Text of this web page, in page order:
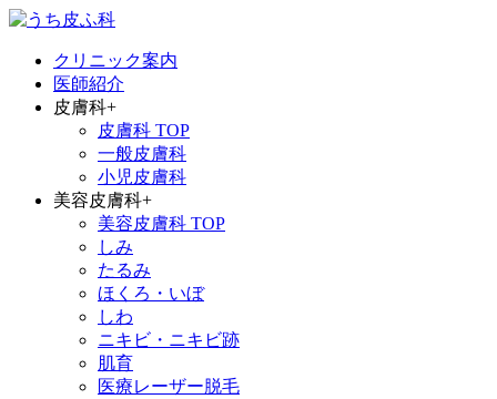
クリニック案内
医師紹介
皮膚科+
皮膚科 TOP
一般皮膚科
小児皮膚科
美容皮膚科+
美容皮膚科 TOP
しみ
たるみ
ほくろ・いぼ
しわ
ニキビ・ニキビ跡
肌育
医療レーザー脱毛